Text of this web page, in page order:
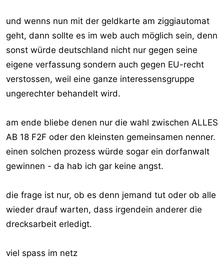
und wenns nun mit der geldkarte am ziggiautomat
geht, dann sollte es im web auch möglich sein, denn
sonst würde deutschland nicht nur gegen seine
eigene verfassung sondern auch gegen EU-recht
verstossen, weil eine ganze interessensgruppe
ungerechter behandelt wird.
am ende bliebe denen nur die wahl zwischen ALLES
AB 18 F2F oder den kleinsten gemeinsamen nenner.
einen solchen prozess würde sogar ein dorfanwalt
gewinnen - da hab ich gar keine angst.
die frage ist nur, ob es denn jemand tut oder ob alle
wieder drauf warten, dass irgendein anderer die
drecksarbeit erledigt.
viel spass im netz